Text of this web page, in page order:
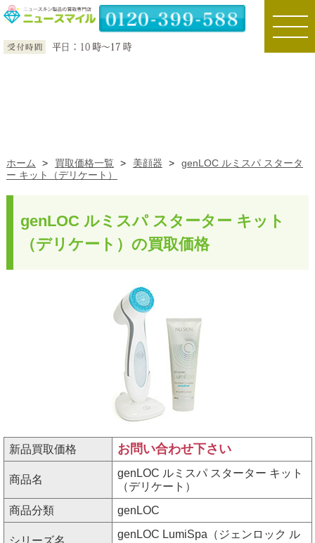
toggle
ホーム > 買取価格一覧 > 美顔器 >
genLOC ルミスパ スタータ
ー キット（デリケート）
genLOC ルミスパ スターター キット
（デリケート）の買取価格
新品買取価格 お問い合わせ下さい
商品名
genLOC ルミスパ スターター キット
（デリケート）
商品分類
genLOC
シリーズ名
genLOC LumiSpa（ジェンロック ル